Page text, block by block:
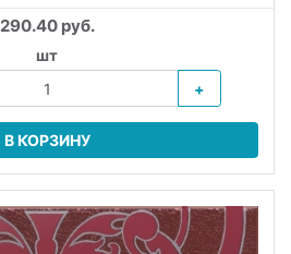
290.40 руб.
шт
+
В КОРЗИНУ